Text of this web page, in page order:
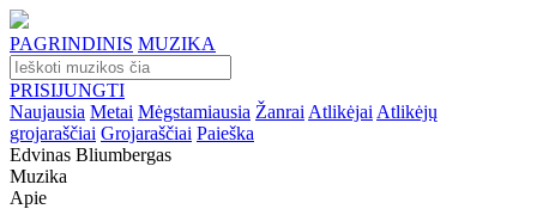
PAGRINDINIS MUZIKA
PRISIJUNGTI
Naujausia Metai Mėgstamiausia Žanrai Atlikėjai Atlikėjų
grojaraščiai Grojaraščiai Paieška
Edvinas Bliumbergas
Muzika
Apie